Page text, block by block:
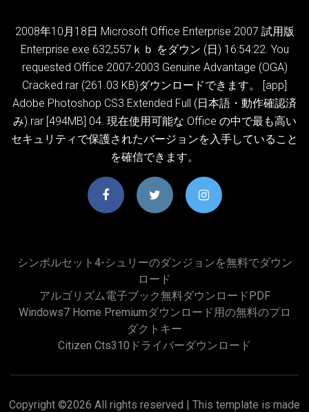
2008年10月18日 Microsoft Office Enterprise 2007 試用版
Enterprise.exe 632,557ｋｂ をダウン (日) 16:54:22. You
requested Office 2007-2003 Genuine Advantage (OGA)
Cracked.rar (261.03 KB)ダウンロードできます。 [app]
Adobe Photoshop CS3 Extended Full (日本語・動作確認済
み).rar [494MB] 04. 現在使用可能な Office の中で最も高い
セキュリティで保護されたバージョンを入手していること
を確信できます。
シンボルセット4-シュリーのダンジョンを無料でダウン
ロード
アルゴリズム電子ブック無料ダウンロードPDF
Windows7 Home Premiumダウンロード用の無料のプロ
ダクトキー
Citizen Cts310ドライバーダウンロード
Copyright ©2026 All rights reserved | This template is made